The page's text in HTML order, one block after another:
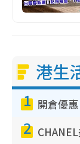
港生
1
2